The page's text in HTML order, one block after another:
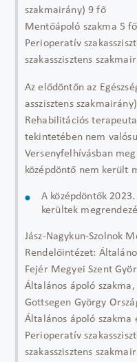
szakmairány) 9 fő
Mentőápoló szakma 5 fő
Perioperatív
szakasszisztens
Az elődöntőn az
asszisztens
Rehabilitációs
tekintetében nem
Versenyfelhívásban
középdöntő nem került
A középdöntők
kerültek
Jász-Nagykun-Szolnok
Rendelőintézet:
Fejér Megyei Szent
Általános ápoló szakma,
Gottsegen György
Általános ápoló szakma
Perioperatív
szakasszisztens